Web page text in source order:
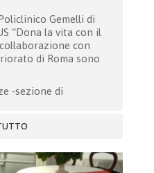
Gemelli di
“Dona la vita con il
con
di Roma sono
-sezione di